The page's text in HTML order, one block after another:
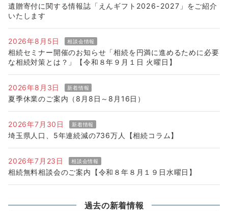
遺贈寄付に関する情報誌「えんギフト2026-2027」をご紹介
いたします
2026年8月5日 相談会情報
相続セミナー開催のお知らせ「相続を円満に進めるために必要
な相続対策とは？」【令和８年９月１日 火曜日】
2026年8月3日 新着情報
夏季休業のご案内（8月8日～8月16日）
2026年7月30日 新着情報
埼玉県人口、5年連続減の736万人【相続コラム】
2026年7月23日 相談会情報
相続無料相談会のご案内【令和８年８月１９日水曜日】
過去の新着情報